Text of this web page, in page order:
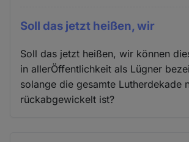
Soll das jetzt heißen, wir
Soll das jetzt heißen, wir können
in allerÖffentlichkeit als Lügner
solange die gesamte Lutherdekade
rückabgewickelt ist?